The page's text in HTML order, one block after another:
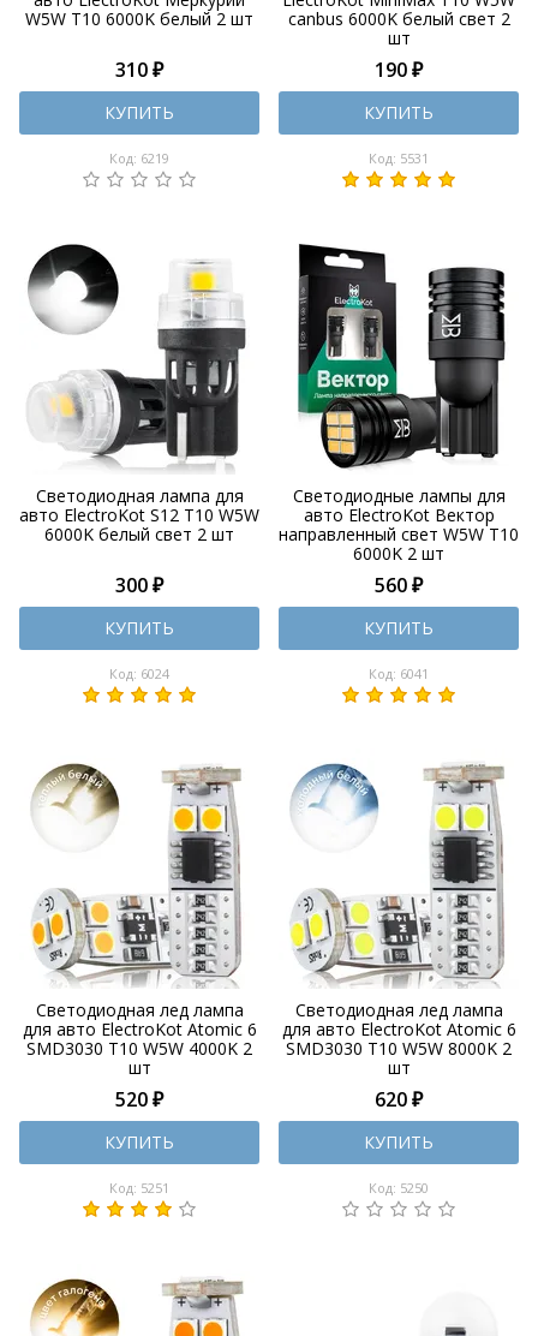
W5W T10 6000K белый 2 шт
310 ₽
КУПИТЬ
Код: 6219
canbus 6000K белый свет 2
шт
190 ₽
КУПИТЬ
Код: 5531
Светодиодная лампа для
авто ElectroKot S12 T10 W5W
6000K белый свет 2 шт
300 ₽
КУПИТЬ
Код: 6024
Светодиодные лампы для
авто ElectroKot Вектор
направленный свет W5W T10
6000K 2 шт
560 ₽
КУПИТЬ
Код: 6041
Светодиодная лед лампа
для авто ElectroKot Atomic 6
SMD3030 T10 W5W 4000K 2
шт
520 ₽
КУПИТЬ
Код: 5251
Светодиодная лед лампа
для авто ElectroKot Atomic 6
SMD3030 T10 W5W 8000K 2
шт
620 ₽
КУПИТЬ
Код: 5250